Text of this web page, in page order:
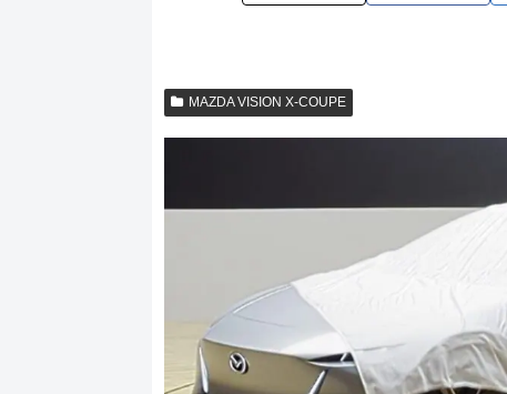
MAZDA VISION X-COUPE